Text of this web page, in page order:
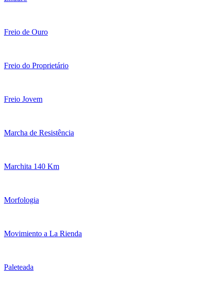
Freio de Ouro
Freio do Proprietário
Freio Jovem
Marcha de Resistência
Marchita 140 Km
Morfologia
Movimiento a La Rienda
Paleteada